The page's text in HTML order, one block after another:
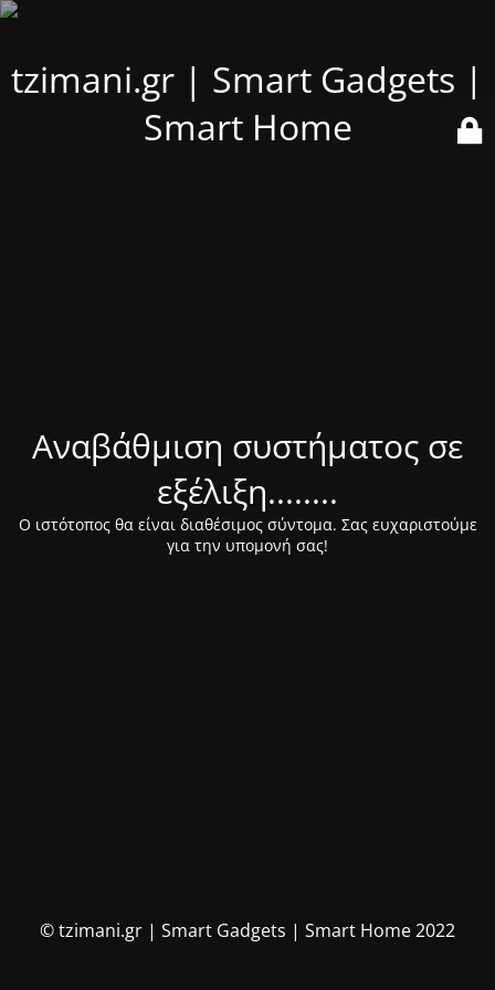
tzimani.gr | Smart Gadgets |
Smart Home
Αναβάθμιση συστήματος σε
εξέλιξη........
Ο ιστότοπος θα είναι διαθέσιμος σύντομα. Σας ευχαριστούμε
για την υπομονή σας!
© tzimani.gr | Smart Gadgets | Smart Home 2022